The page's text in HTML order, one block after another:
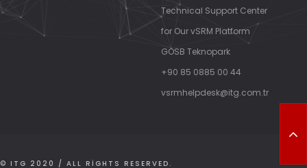
Technical Support Center
for Our vSRM Platform
GOSB Teknopark
+90 85 0885 00 44
vsrmhelpdesk@itg.com.tr
© ITG 2020 / ALL RIGHTS RESERVED.